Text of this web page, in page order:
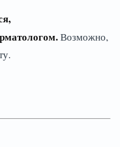
Возможно,